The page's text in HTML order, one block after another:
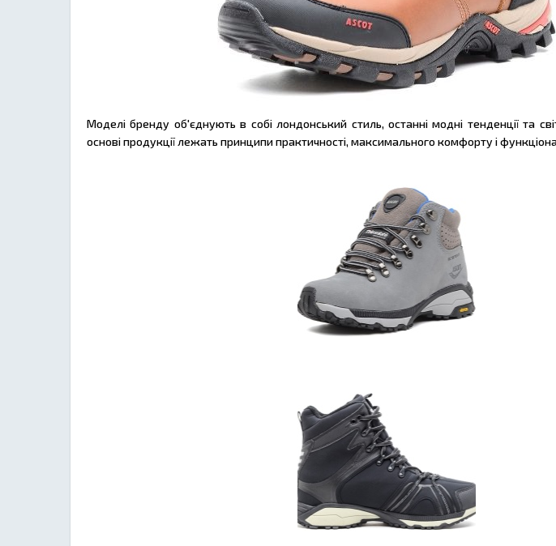
Моделі бренду об'єднують в собі лондонський стиль, останні модні тенденції та
основі продукції лежать принципи практичності, максимального комфорту і